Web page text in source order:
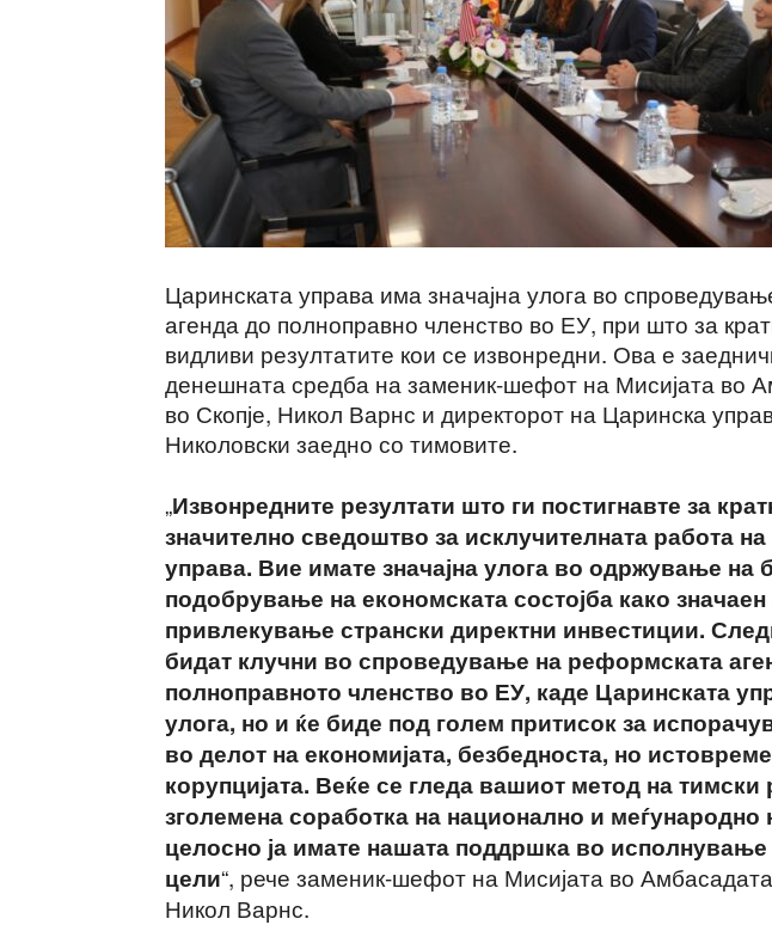
Царинската управа има значајна улога во
агенда до полноправно членство во ЕУ, при што за
видливи резултатите кои се извонредни. Ова е
денешната средба на заменик-шефот на Мисијата во
во Скопје, Никол Варнс и директорот на Царинска
Николовски заедно со тимовите.
„Извонредните резултати што ги постигнавте за
значително сведоштво за исклучителната работа
управа. Вие имате значајна улога во одржување на
подобрување на економската состојба како значаен
привлекување странски директни инвестиции.
бидат клучни во спроведување на реформската
полноправното членство во ЕУ, каде Царинската
улога, но и ќе биде под голем притисок за
во делот на економијата, безбедноста, но
корупцијата. Веќе се гледа вашиот метод на тимски
зголемена соработка на национално и
целосно ја имате нашата поддршка во исполнување
цели“, рече заменик-шефот на Мисијата во
Никол Варнс.